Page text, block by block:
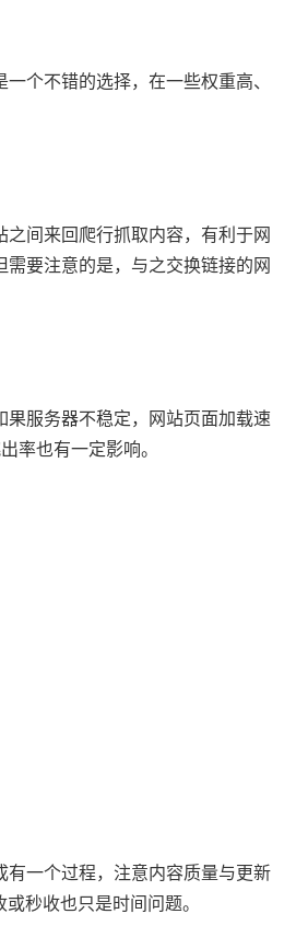
个不错的选择，在一些权重高、
间来回爬行抓取内容，有利于网
要注意的是，与之交换链接的网
服务器不稳定，网站页面加载速
率也有一定影响。
一个过程，注意内容质量与更新
秒收也只是时间问题。